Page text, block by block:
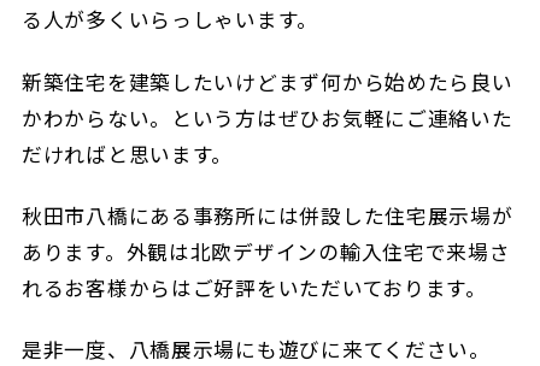
る人が多くいらっしゃいます。
新築住宅を建築したいけどまず何から始めたら良い
かわからない。という方はぜひお気軽にご連絡いた
だければと思います。
秋田市八橋にある事務所には併設した住宅展示場が
あります。外観は北欧デザインの輸入住宅で来場さ
れるお客様からはご好評をいただいております。
是非一度、八橋展示場にも遊びに来てください。